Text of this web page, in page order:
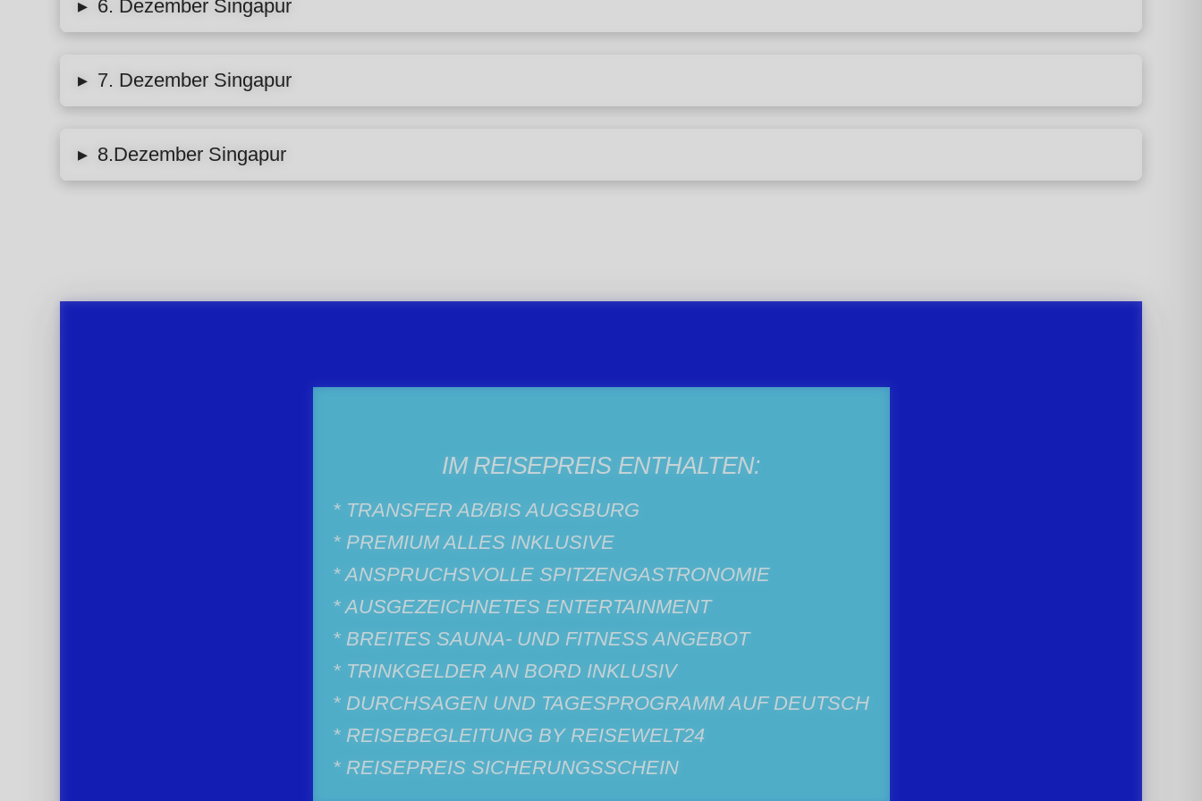
▸ 6. Dezember Singapur
▸ 7. Dezember Singapur
▸ 8.Dezember Singapur
IM REISEPREIS ENTHALTEN:
* TRANSFER AB/BIS AUGSBURG
* PREMIUM ALLES INKLUSIVE
* ANSPRUCHSVOLLE SPITZENGASTRONOMIE
* AUSGEZEICHNETES ENTERTAINMENT
* BREITES SAUNA- UND FITNESS ANGEBOT
* TRINKGELDER AN BORD INKLUSIV
* DURCHSAGEN UND TAGESPROGRAMM AUF DEUTSCH
* REISEBEGLEITUNG BY REISEWELT24
* REISEPREIS SICHERUNGSSCHEIN
* Dubai - eine Stadt der Superlative
* Arabisches Flair in Muscat
Kolonialvierteln
* Petronas Twin Towers in Kuala Lumpur